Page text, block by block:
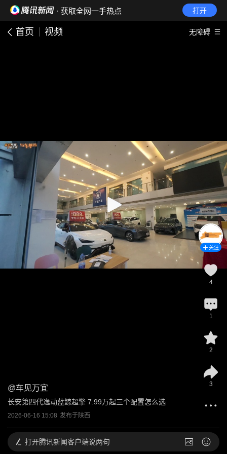
· 获取全网一手热点 打开
首页 视频 无障碍
@车见万宜
长安第四代逸动蓝鲸超擎 7.99万起三个配置怎么选
2026-06-16 15:08 发布于陕西
关注
4
1
2
3
打开腾讯新闻客户端说两句